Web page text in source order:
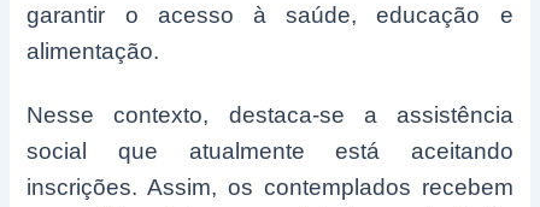
garantir o acesso à saúde, educação e
alimentação.
Nesse contexto, destaca-se a assistência
social que atualmente está aceitando
inscrições. Assim, os contemplados recebem